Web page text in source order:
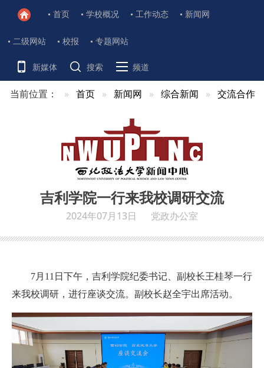
首页 学校概况 工作动态 新闻网
二级网站 校报 专题网站
新媒体 搜索 频道
当前位置： 首页 新闻网 综合新闻 交流合作
吉利学院一行来我校调研交流
2024年07月13日 党政办公室
7月11日下午，吉利学院纪委书记、副校长王桂琴一行
来我校调研，进行座谈交流。副校长赵全宇出席活动。